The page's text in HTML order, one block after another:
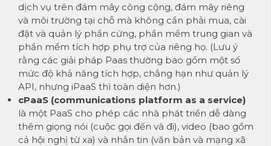
dịch vụ trên đám mây công cộng, đám mây riêng
và môi trường tại chỗ mà không cần phải mua, cài
đặt và quản lý phần cứng, phần mềm trung gian và
phần mềm tích hợp phụ trợ của riêng họ. (Lưu ý
rằng các giải pháp Paas thường bao gồm một số
mức độ khả năng tích hợp, chẳng hạn như quản lý
API, nhưng iPaaS thì toàn diện hơn.)
cPaaS (communications platform as a service)
là một PaaS cho phép các nhà phát triển dễ dàng
thêm giọng nói (cuộc gọi đến và đi), video (bao gồm
cả hội nghị từ xa) và nhắn tin (văn bản và mạng xã